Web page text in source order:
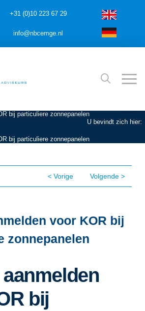
+31 (0)10 223 67 29
info@nbcemge.nl
bij particuliere zonnepanelen
U bevindt zich hier:
bij particuliere zonnepanelen
< Vorige Volgende >
voor KOR bij
zonnepanelen
bij